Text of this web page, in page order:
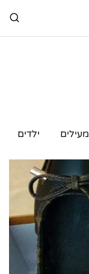
מעילים ילדים